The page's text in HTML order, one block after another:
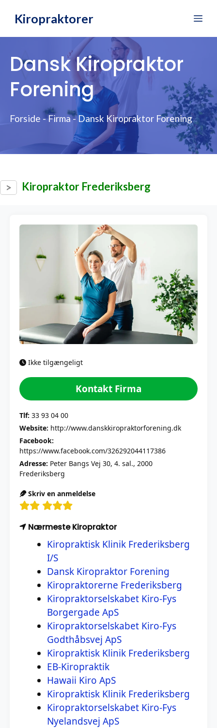
Kiropraktorer
Dansk Kiropraktor
Forening
Forside -Firma-Dansk Kiropraktor Forening
Kiropraktor Frederiksberg
Ikke tilgængeligt
Kontakt Firma
Tlf: 33 93 04 00
Website: http://www.danskkiropraktorforening.dk
Facebook:
https://www.facebook.com/326292044117386
Adresse: Peter Bangs Vej 30, 4. sal., 2000
Frederiksberg
Skriv en anmeldelse
Nærmeste Kiropraktor
Kiropraktisk Klinik Frederiksberg
I/S
Dansk Kiropraktor Forening
Kiropraktorerne Frederiksberg
Kiropraktorselskabet Kiro-Fys
Borgergade ApS
Kiropraktorselskabet Kiro-Fys
Godthåbsvej ApS
Kiropraktisk Klinik Frederiksberg
EB-Kiropraktik
Hawaii Kiro ApS
Kiropraktisk Klinik Frederiksberg
Kiropraktorselskabet Kiro-Fys
Nyelandsvej ApS